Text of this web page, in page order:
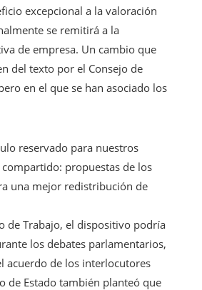
excepcional a la valoración
se remitirá a la
de empresa. Un cambio que
del texto por el Consejo de
en el que se han asociado los
reservado para nuestros
propuestas de los
una mejor redistribución de
de Trabajo, el dispositivo podría
los debates parlamentarios,
acuerdo de los interlocutores
de Estado también planteó que